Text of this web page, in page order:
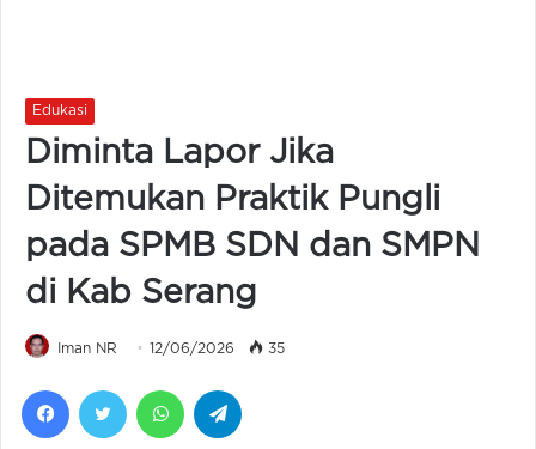
Edukasi
Diminta Lapor Jika
Ditemukan Praktik Pungli
pada SPMB SDN dan SMPN
di Kab Serang
Iman NR 12/06/2026 35
FacebookTwitter WhatsApp